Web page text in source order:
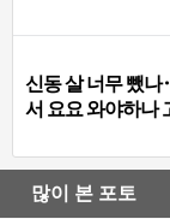
신동 살 너무 뺐
서 요요 와야하나
많이 본 포토